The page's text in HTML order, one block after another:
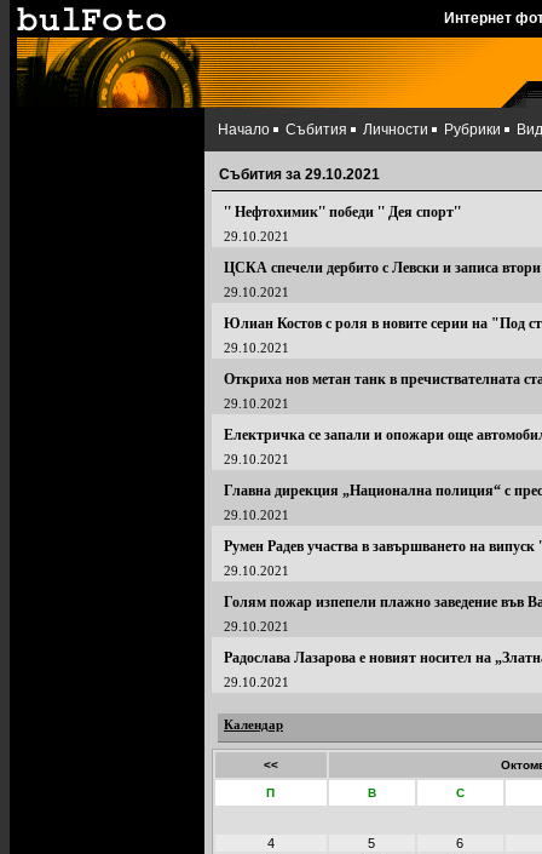
Интернет
Начало Събития Личности Рубрики
Събития за 29.10.2021
'' Нефтохимик'' победи '' Дея спорт''
29.10.2021
ЦСКА спечели дербито с Левски и записа
29.10.2021
Юлиан Костов с роля в новите серии на "Под
29.10.2021
Откриха нов метан танк в пречиствателната
29.10.2021
Електричка се запали и опожари още
29.10.2021
Главна дирекция „Национална полиция“ с
29.10.2021
Румен Радев участва в завършването на
29.10.2021
Голям пожар изпепели плажно заведение във
29.10.2021
Радослава Лазарова е новият носител на
29.10.2021
Календар
<<
П В С
4 5
6